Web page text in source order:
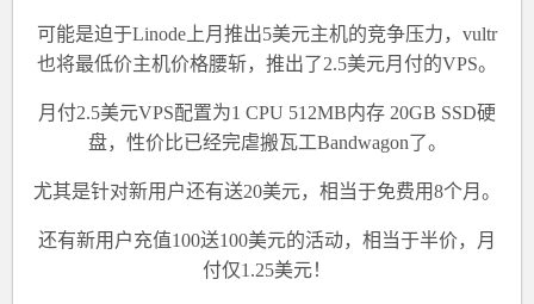
可能是迫于Linode上月推出5美元主机的竞争压力，vultr
也将最低价主机价格腰斩，推出了2.5美元月付的VPS。
月付2.5美元VPS配置为1 CPU 512MB内存 20GB SSD硬
盘，性价比已经完虐搬瓦工Bandwagon了。
尤其是针对新用户还有送20美元，相当于免费用8个月。
还有新用户充值100送100美元的活动，相当于半价，月
付仅1.25美元！